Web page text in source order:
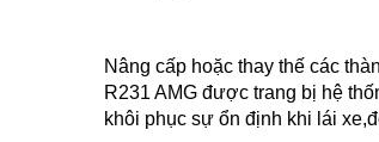
Nâng cấp hoặc thay thế các
R231 AMG được trang bị hệ
khôi phục sự ổn định khi lái